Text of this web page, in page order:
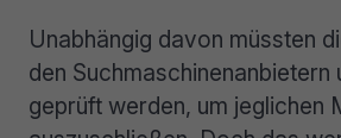
Unabhängig davon müssten
den Suchmaschinenanbietern
geprüft werden, um jeglichen